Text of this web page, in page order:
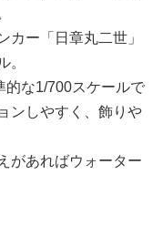
カー「日章丸二世」
。
的な1/700スケールで
ンしやすく、飾りや
があればウォーター